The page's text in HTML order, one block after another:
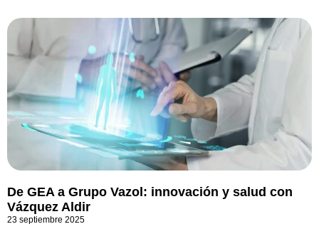
De GEA a Grupo Vazol: innovación y salud con
Vázquez Aldir
23 septiembre 2025